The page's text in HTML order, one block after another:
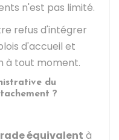
n'est pas limité.
refus d'intégrer
d'accueil et
à tout moment.
du
?
équivalent à